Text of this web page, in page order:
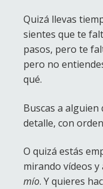
Quizá llevas
sientes que te
pasos, pero te
pero no
qué.
Buscas a alguien
detalle, con
O quizá estás
mirando vídeos
mío. Y quieres